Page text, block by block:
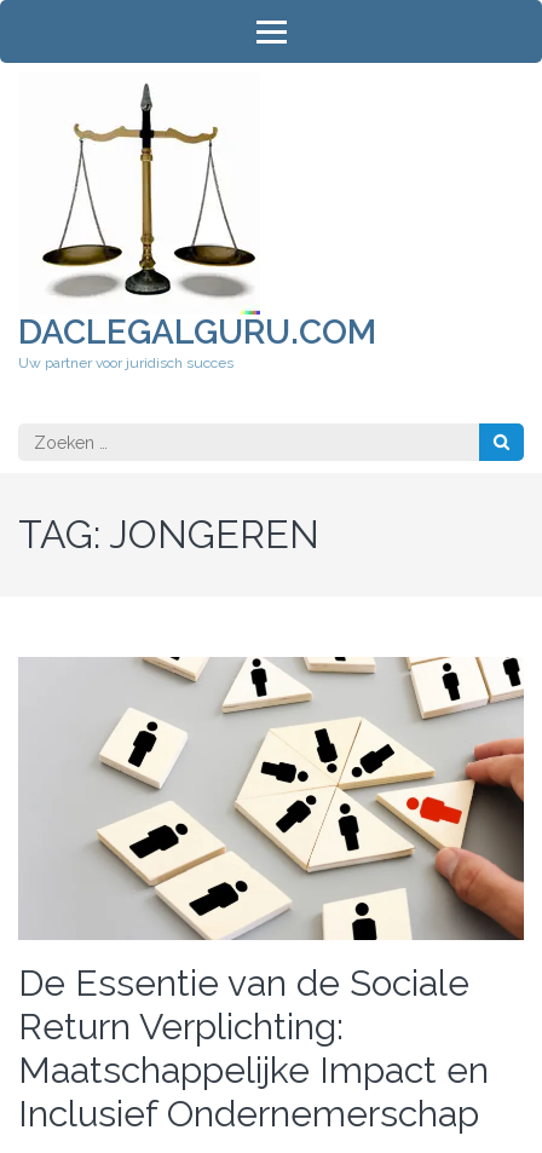
Ga
inhoud
DACLEGALGURU.COM
Uw partner voor juridisch succes
Zoeken
naar:
TAG: JONGEREN
De Essentie van de Sociale
Return Verplichting:
Maatschappelijke Impact en
Inclusief Ondernemerschap